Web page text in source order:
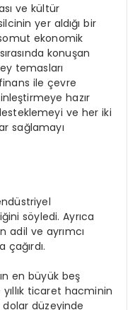
ve kültür
yer aldığı bir
ekonomik
konuşan
temasları
ile çevre
hazır
ve her iki
sağlamayı
söyledi. Ayrıca
adil ve ayrımcı
en büyük beş
ticaret hacminin
düzeyinde